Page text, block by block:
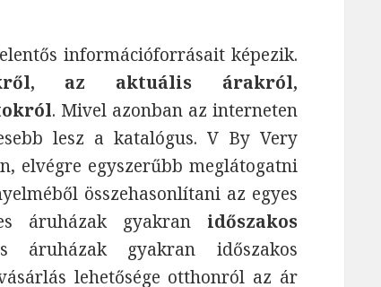
információforrásait képezik.
az aktuális árakról,
. Mivel azonban az interneten
lesz a katalógus. V By Very
elvégre egyszerűbb meglátogatni
összehasonlítani az egyes
áruházak gyakran időszakos
áruházak gyakran időszakos
lehetősége otthonról az ár